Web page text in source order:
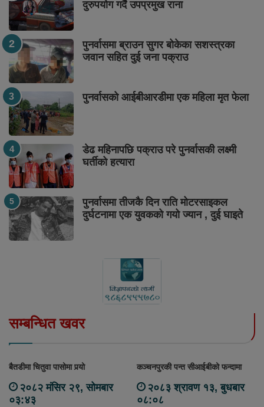
दुरुपयोग गर्दै उपप्रमुख राना
पुनर्वासमा ब्राउन सुगर बोकेका सशस्त्रका
जवान सहित दुई जना पक्राउ
पुनर्वासको आईबीआरडीमा एक महिला मृत फेला
डेढ महिनापछि पक्राउ परे पुनर्वासकी लक्ष्मी
घर्तीको हत्यारा
पुनर्वासमा तीजकै दिन राति मोटरसाइकल
दुर्घटनामा एक युवकको गयो ज्यान , दुई घाइते
सम्बन्धित खवर
बैतडीमा चितुवा पासोमा पर्‍यो
२०८२ मंसिर २९, सोमबार
०३:४३
कञ्चनपुरकी पन्त सीआईबीको फन्दामा
२०८३ श्रावण १३, बुधबार
०८:०८